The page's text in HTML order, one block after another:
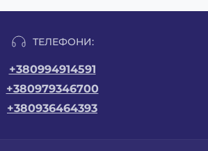
ТЕЛЕФОНИ:
+380994914591
+380979346700
+380936464393